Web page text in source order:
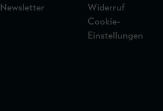
Newsletter
Widerruf
Cookie-
Einstellungen